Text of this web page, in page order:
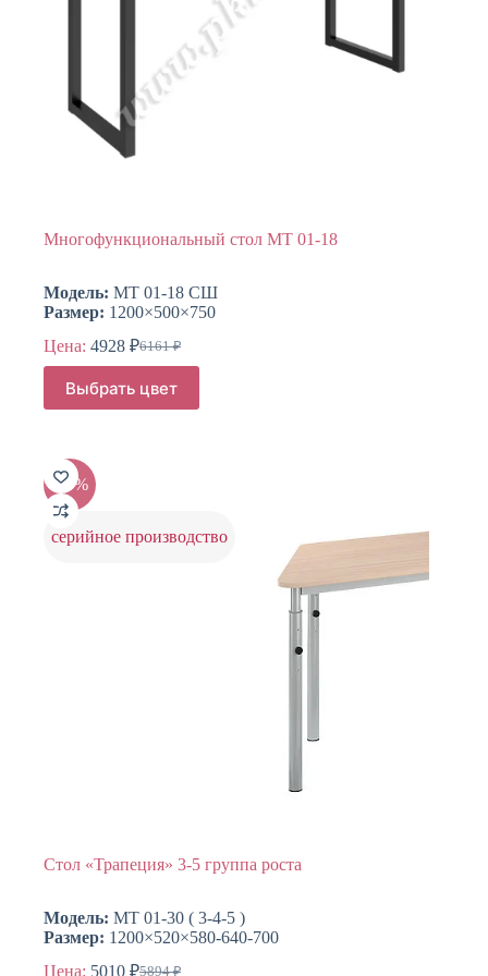
Многофункциональный стол МТ 01-18
Модель: МТ 01-18 СШ
Размер: 1200×500×750
Цена:
6161₽
Первоначальная
составляла
6161 ₽.
4928 ₽Текущая
4928 ₽.
Выбрать цвет
Этот
товар
имеет
Опции
можно
выбрать
на
странице
-15%
серийное производство
Стол «Трапеция» 3-5 группа роста
Модель: МТ 01-30 ( 3-4-5 )
Размер: 1200×520×580-640-700
Цена:
5894₽
5010 ₽